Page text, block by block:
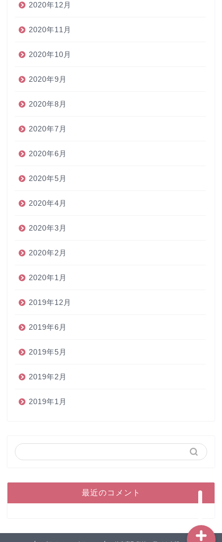
2020年12月
2020年11月
2020年10月
2020年9月
2020年8月
2020年7月
2020年6月
2020年5月
2020年4月
2020年3月
2020年2月
2020年1月
2019年12月
2019年6月
2019年5月
2019年2月
2019年1月
最近のコメント
インク